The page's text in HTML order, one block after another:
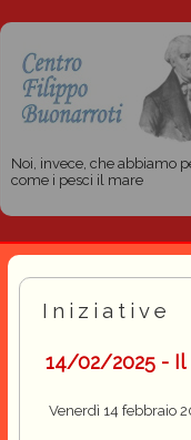
Noi, invece, che abbiamo
come i pesci il mare
Iniziative
14/02/2025 - Il
Venerdì 14 febbraio